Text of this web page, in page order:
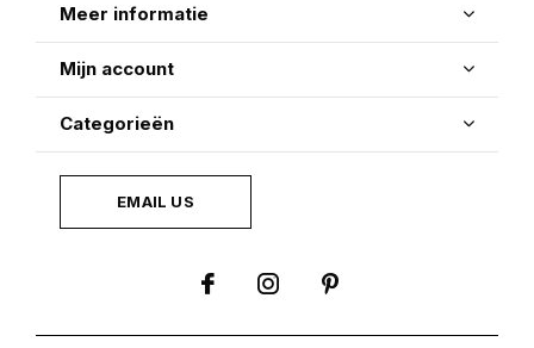
Meer informatie
Mijn account
Categorieën
EMAIL US